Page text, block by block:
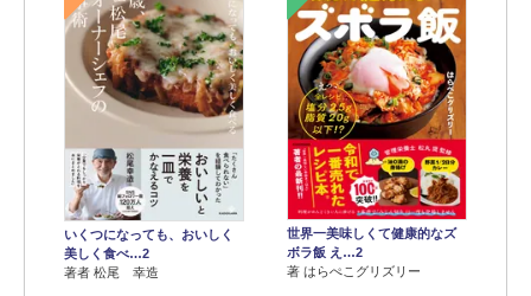
いくつになっても、おいしく
美しく食べ…2
著者 松尾 幸造
世界一美味しくて健康的なズ
ボラ飯 え…2
著 はらぺこグリズリー